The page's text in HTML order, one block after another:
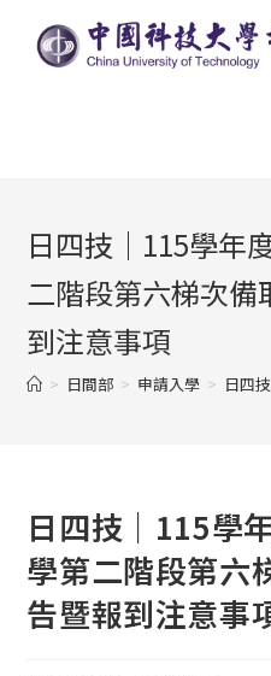
日四技｜115學年
二階段第六梯次備
到注意事項
> 日間部 > 申請入學 > 日四
日四技｜115學
學第二階段第六
告暨報到注意事